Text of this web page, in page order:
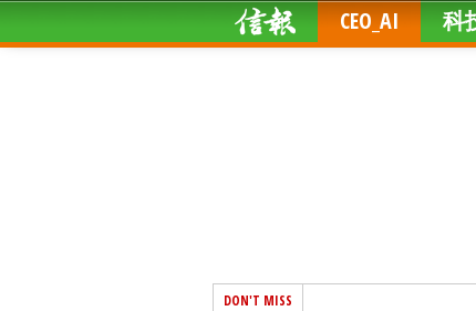
CEO_AI 科
DON'T MISS